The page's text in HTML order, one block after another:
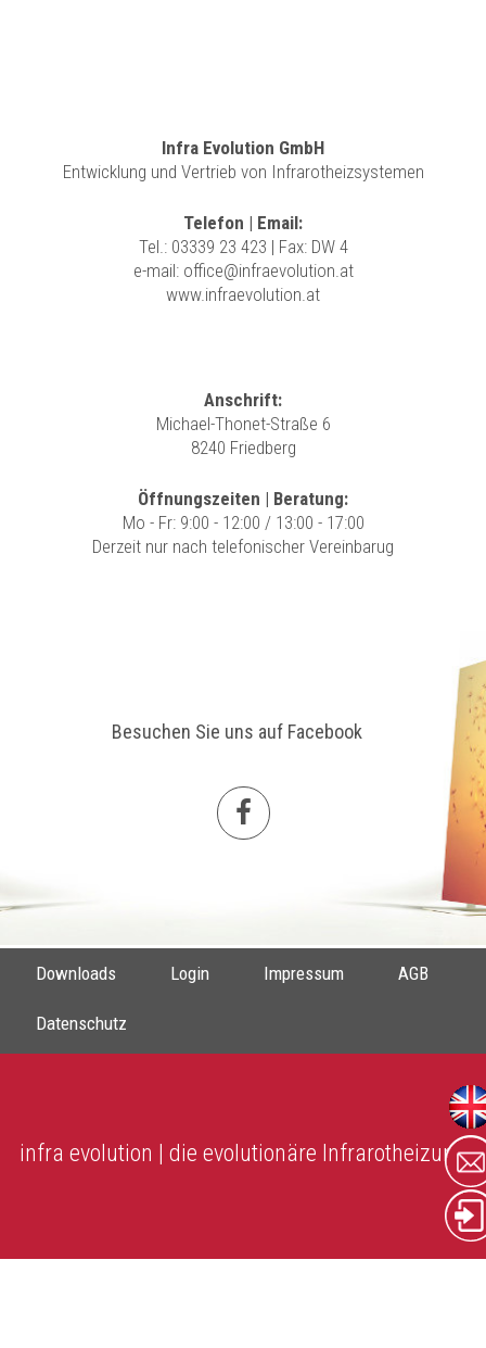
Infra Evolution GmbH
Entwicklung und Vertrieb von Infrarotheizsystemen
Telefon | Email:
Tel.: 03339 23 423 | Fax: DW 4
e-mail: office@infraevolution.at
www.infraevolution.at
Anschrift:
Michael-Thonet-Straße 6
8240 Friedberg
Öffnungszeiten | Beratung:
Mo - Fr: 9:00 - 12:00 / 13:00 - 17:00
Derzeit nur nach telefonischer Vereinbarug
Besuchen Sie uns auf Facebook
Downloads Login Impressum AGB
Datenschutz
infra evolution | die evolutionäre Infrarotheizung